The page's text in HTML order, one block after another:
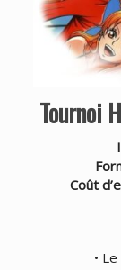
Tournoi
Coût
•